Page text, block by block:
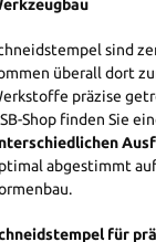
sind
überall dort
präzise
Shop finden Sie
abgestimmt
für